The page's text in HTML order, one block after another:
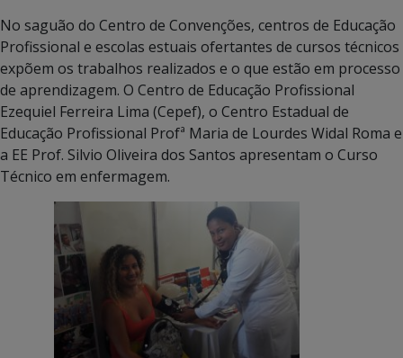
No saguão do Centro de Convenções, centros de Educação
Profissional e escolas estuais ofertantes de cursos técnicos
expõem os trabalhos realizados e o que estão em processo
de aprendizagem. O Centro de Educação Profissional
Ezequiel Ferreira Lima (Cepef), o Centro Estadual de
Educação Profissional Profª Maria de Lourdes Widal Roma e
a EE Prof. Silvio Oliveira dos Santos apresentam o Curso
Técnico em enfermagem.